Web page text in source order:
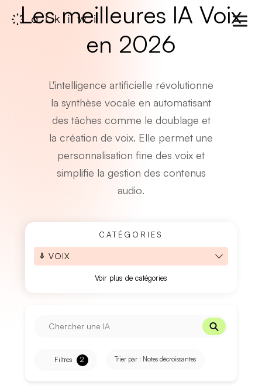
Les meilleures IA Voix
en 2026
L'intelligence artificielle révolutionne
la synthèse vocale en automatisant
des tâches comme le doublage et
la création de voix. Elle permet une
personnalisation fine des voix et
simplifie la gestion des contenus
audio.
CATÉGORIES
VOIX
Voir plus de catégories
Filtres 2 Trier par : Notes décroissantes